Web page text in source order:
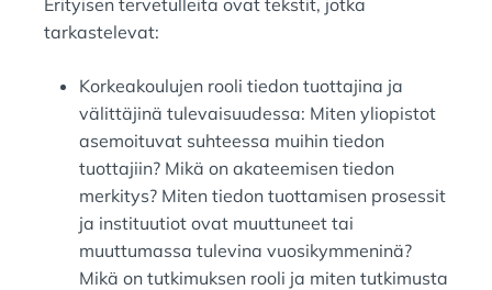
Erityisen tervetulleita ovat tekstit, jotka
tarkastelevat:
Korkeakoulujen rooli tiedon tuottajina ja
välittäjinä tulevaisuudessa: Miten yliopistot
asemoituvat suhteessa muihin tiedon
tuottajiin? Mikä on akateemisen tiedon
merkitys? Miten tiedon tuottamisen prosessit
ja instituutiot ovat muuttuneet tai
muuttumassa tulevina vuosikymmeninä?
Mikä on tutkimuksen rooli ja miten tutkimusta